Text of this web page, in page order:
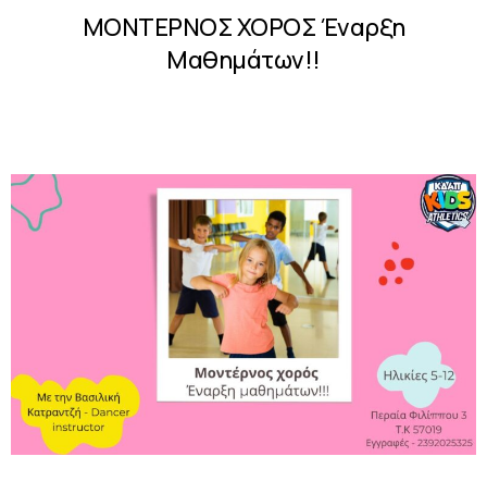
ΜΟΝΤΕΡΝΟΣ ΧΟΡΟΣ Έναρξη
Μαθημάτων!!